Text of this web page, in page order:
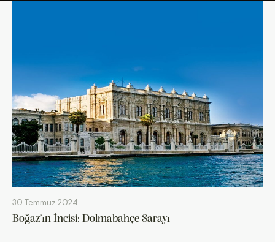
30 Temmuz 2024
Boğaz’ın İncisi: Dolmabahçe Sarayı